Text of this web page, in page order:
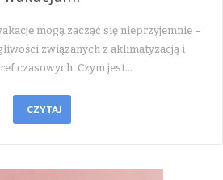
mogą zacząć się nieprzyjemnie –
związanych z aklimatyzacją i
czasowych. Czym jest…
CZYTAJ